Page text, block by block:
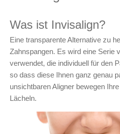
Was ist Invisalign?
Eine transparente Alternative zu
Zahnspangen. Es wird eine Serie
verwendet, die individuell für den
so dass diese Ihnen ganz genau
unsichtbaren Aligner bewegen
Lächeln.